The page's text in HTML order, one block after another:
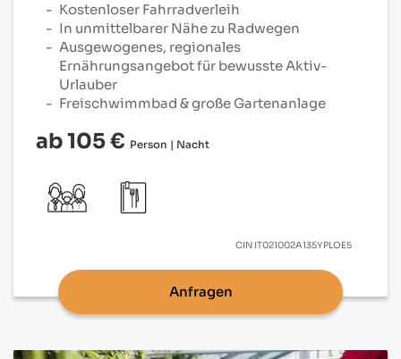
Kostenloser Fahrradverleih
In unmittelbarer Nähe zu Radwegen
Ausgewogenes, regionales
Ernährungsangebot für bewusste Aktiv-
Urlauber
Freischwimmbad & große Gartenanlage
ab 105 € Person | Nacht
CIN IT021002A135YPLOE5
Anfragen